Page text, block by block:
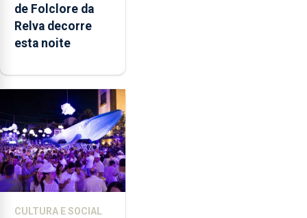
de Folclore da
Relva decorre
esta noite
CULTURA E SOCIAL